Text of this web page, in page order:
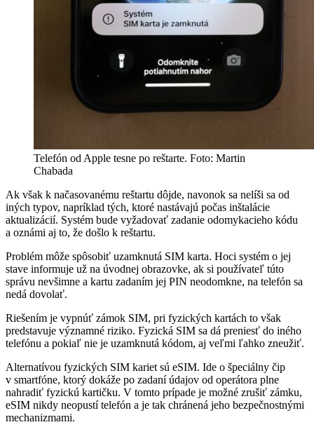
Telefón od Apple tesne po reštarte. Foto: Martin
Chabada
Ak však k načasovanému reštartu dôjde, navonok sa nelíši sa od
iných typov, napríklad tých, ktoré nastávajú počas inštalácie
aktualizácií. Systém bude vyžadovať zadanie odomykacieho kódu
a oznámi aj to, že došlo k reštartu.
Problém môže spôsobiť uzamknutá SIM karta. Hoci systém o jej
stave informuje už na úvodnej obrazovke, ak si používateľ túto
správu nevšimne a kartu zadaním jej PIN neodomkne, na telefón sa
nedá dovolať.
Riešením je vypnúť zámok SIM, pri fyzických kartách to však
predstavuje významné riziko. Fyzická SIM sa dá preniesť do iného
telefónu a pokiaľ nie je uzamknutá kódom, aj veľmi ľahko zneužiť.
Alternatívou fyzických SIM kariet sú eSIM. Ide o špeciálny čip
v smartfóne, ktorý dokáže po zadaní údajov od operátora plne
nahradiť fyzickú kartičku. V tomto prípade je možné zrušiť zámku,
eSIM nikdy neopustí telefón a je tak chránená jeho bezpečnostnými
mechanizmami.